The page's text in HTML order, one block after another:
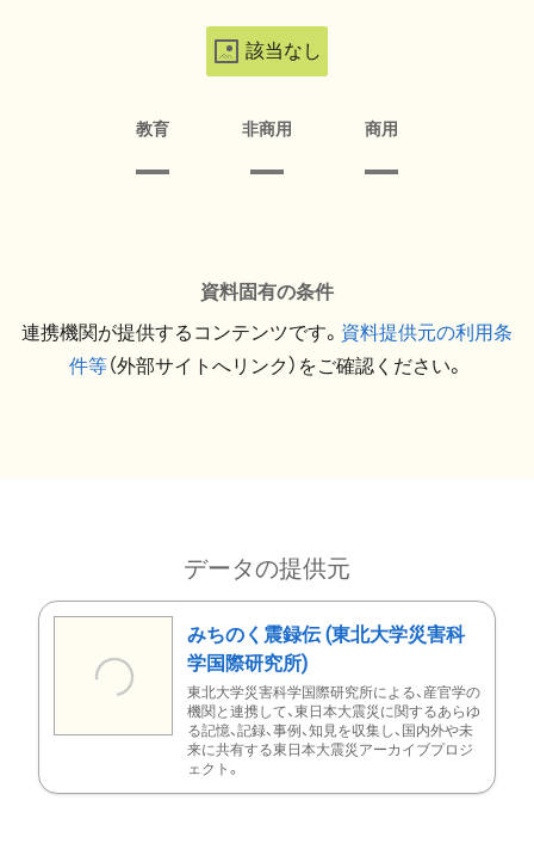
該当なし
教育 非商用 商用
資料固有の条件
連携機関が提供するコンテンツです。 資料提供元の利用条
件等（外部サイトへリンク）をご確認ください。
データの提供元
みちのく震録伝 (東北大学災害科
学国際研究所)
東北大学災害科学国際研究所による、産官学の
機関と連携して、東日本大震災に関するあらゆ
る記憶、記録、事例、知見を収集し、国内外や未
来に共有する東日本大震災アーカイブプロジ
ェクト。